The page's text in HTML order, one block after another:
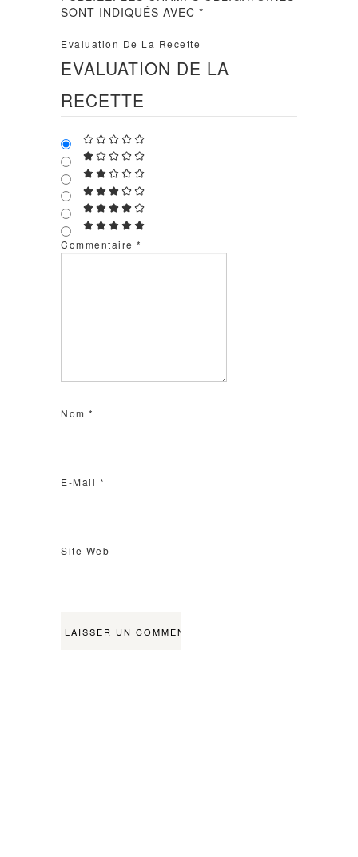
SONT INDIQUÉS AVEC*
Evaluation De La Recette
EVALUATION DE LA
RECETTE
Commentaire*
Nom*
E-Mail *
Site Web